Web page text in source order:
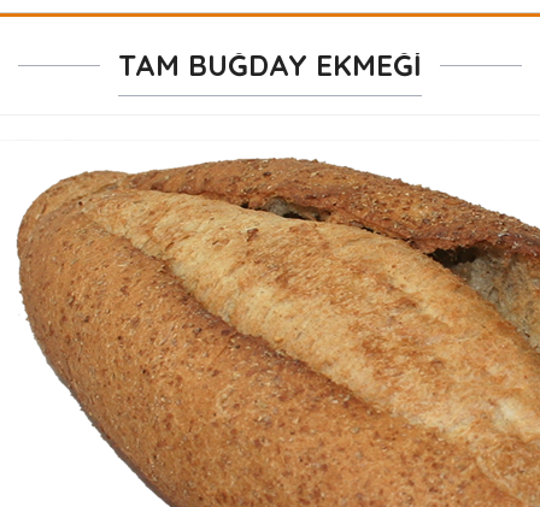
TAM BUĞDAY EKMEĞİ